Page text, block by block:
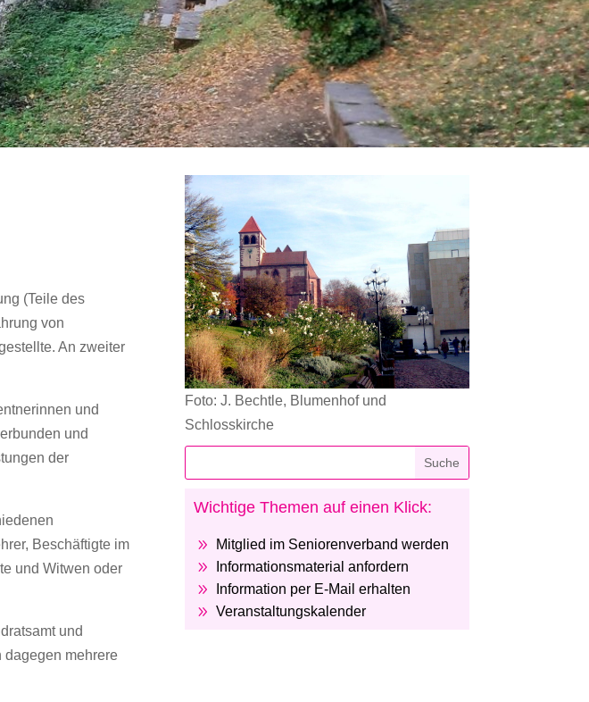
(Teile des
von
An zweiter
und
und
der
Beschäftigte im
und Witwen oder
und
dagegen mehrere
Foto: J. Bechtle, Blumenhof und
Schlosskirche
Wichtige Themen auf einen Klick:
9 Mitglied im Seniorenverband werden
9 Informationsmaterial anfordern
9 Information per E-Mail erhalten
9 Veranstaltungskalender